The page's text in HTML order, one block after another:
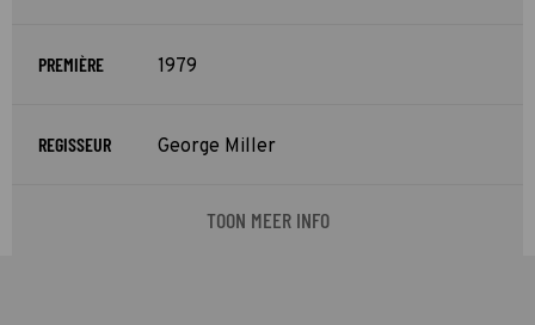
PREMIÈRE 1979
REGISSEUR George Miller
TOON MEER INFO